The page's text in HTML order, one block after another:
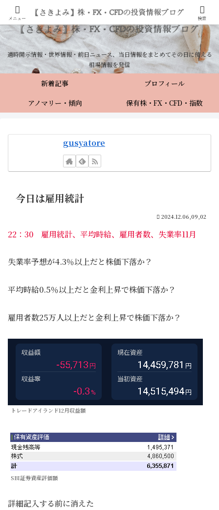
適時開示情報・世界情報・前日ニュース、当日情報をまとめてその日に使える
相場情報を発信
新着記事
プロフィール
アノマリー・傾向
保有株・FX・CFD・指数
gusyatore
今日は雇用統計
2024.12.06,09,02
22：30 雇用統計、平均時給、雇用者数、失業率11月
失業率予想が4.3％以上だと株価下落か？
平均時給0.5％以上だと金利上昇で株価下落か？
雇用者数25万人以上だと金利上昇で株価下落か？
トレードアイランド12月収益額
SBI証券資産評価額
詳細記入する前に消えた
メニュー 検索